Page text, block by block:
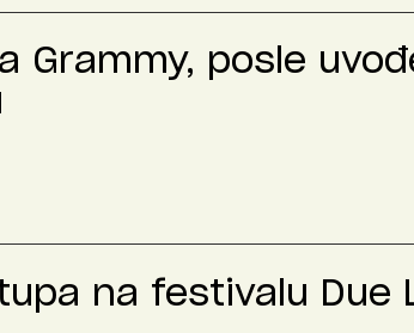
Grammy, posle
na festivalu Due